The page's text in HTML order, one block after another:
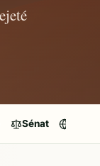
Sénat